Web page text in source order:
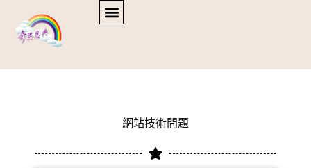
網站技術問題